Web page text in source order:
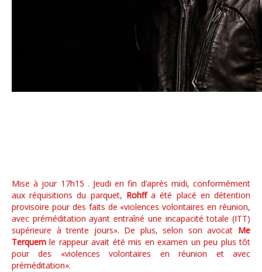
Mise à jour 17h15 . Jeudi en fin d’après midi, conformément
aux réquisitions du parquet, Rohffa été placé en détention
provisoire pour des faits de «violences volontaires en réunion,
avec préméditation ayant entraîné une incapacité totale (ITT)
supérieure à trente jours». De plus, selon son avocat Me
Terquem le rappeur avait été mis en examen un peu plus tôt
pour des «violences volontaires en réunion et avec
préméditation».